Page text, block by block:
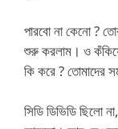
পারবো না কেনো ?
শুরু করলাম। ও
কি করে ? তোমাদের
সিডি ডিভিডি ছিলো